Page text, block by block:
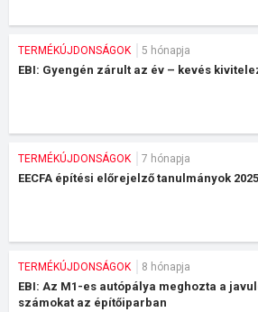
TERMÉKÚJDONSÁGOK 5 hónapja
EBI: Gyengén zárult az év – kevés
TERMÉKÚJDONSÁGOK 7 hónapja
EECFA építési előrejelző tanulmányok 2025
TERMÉKÚJDONSÁGOK 8 hónapja
EBI: Az M1-es autópálya meghozta a
számokat az építőiparban